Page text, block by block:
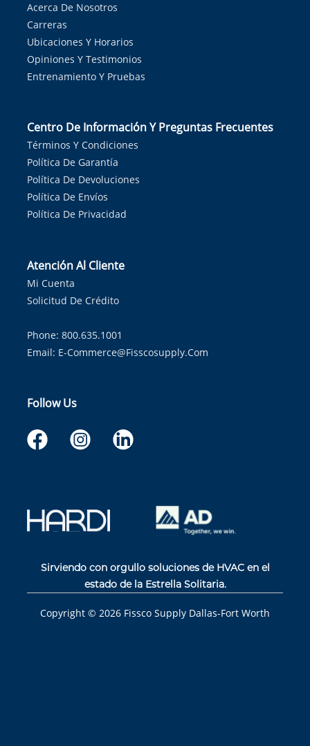
Acerca De Nosotros
Carreras
Ubicaciones Y Horarios
Opiniones Y Testimonios
Entrenamiento Y Pruebas
Centro De Información Y Preguntas Frecuentes
Términos Y Condiciones
Política De Garantía
Política De Devoluciones
Política De Envíos
Política De Privacidad
Atención Al Cliente
Mi Cuenta
Solicitud De Crédito
Phone: 800.635.1001
Email: E-Commerce@fisscosupply.com
Follow Us
Sirviendo con orgullo soluciones de HVAC en el
estado de la Estrella Solitaria.
Copyright © 2026 Fissco Supply Dallas-Fort Worth